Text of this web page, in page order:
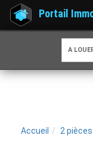
Portail
A
Accueil 2 pièces